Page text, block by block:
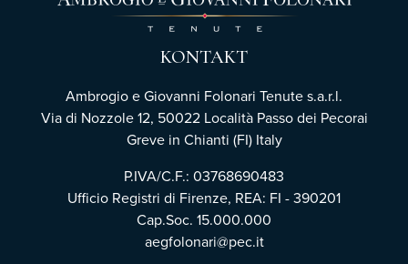
KONTAKT
Ambrogio e Giovanni Folonari Tenute s.a.r.l.
Via di Nozzole 12, 50022 Località Passo dei Pecorai
Greve in Chianti (FI) Italy
P.IVA/C.F.: 03768690483
Ufficio Registri di Firenze, REA: FI - 390201
Cap.Soc. 15.000.000
aegfolonari@pec.it